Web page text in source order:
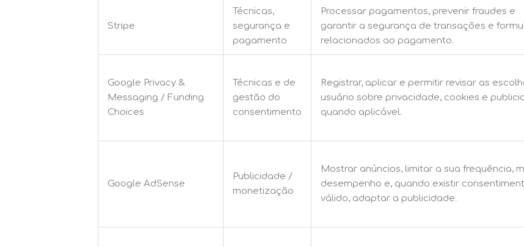
Stripe
Técnicas,
segurança e
pagamento
Processar pagamentos, prevenir fraudes e
garantir a segurança de transações e
relacionados ao pagamento.
Google Privacy &
Messaging / Funding
Choices
Técnicas e de
gestão do
consentimento
Registrar, aplicar e permitir revisar as
usuário sobre privacidade, cookies e
quando aplicável.
Google AdSense
Publicidade /
monetização
Mostrar anúncios, limitar a sua frequência,
desempenho e, quando existir
válido, adaptar a publicidade.